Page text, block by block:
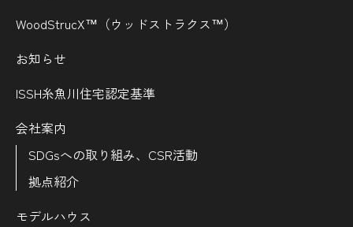
WoodStrucX™（ウッドストラクス™）
お知らせ
ISSH糸魚川住宅認定基準
会社案内
SDGsへの取り組み、CSR活動
拠点紹介
モデルハウス